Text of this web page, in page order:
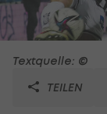
Textquelle: ©
TEILEN